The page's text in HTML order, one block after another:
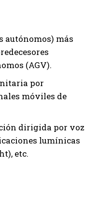
autónomos) más
(AGV).
por
móviles de
dirigida por voz
lumínicas
etc.